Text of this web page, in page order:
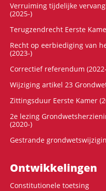
Verruiming tijdelijke
(2025-)
Terugzendrecht Eerste
Recht op eerbiediging van
(2023-)
Correctief referendum
Wijziging artikel 23
Zittingsduur Eerste Kamer
2e lezing
(2020-)
Gestrande
Ontwikke­lingen
Constitutionele toetsing